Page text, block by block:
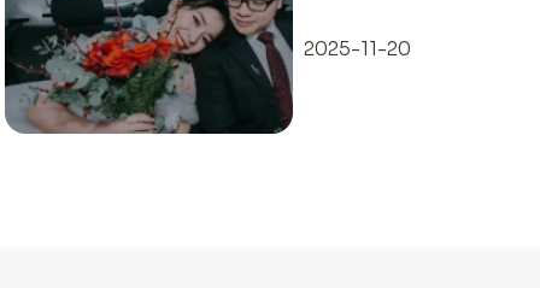
2025-11-20